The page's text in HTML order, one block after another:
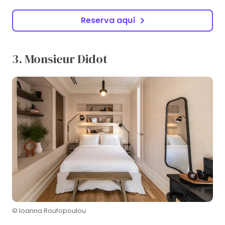
Reserva aquí
3. Monsieur Didot
© Ioanna Roufopoulou